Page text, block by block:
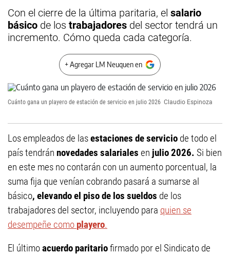
Con el cierre de la última paritaria, el salario
básico de los trabajadores del sector tendrá un
incremento. Cómo queda cada categoría.
+ Agregar LM Neuquen en
Cuánto gana un playero de estación de servicio en julio 2026 Claudio Espinoza
Los empleados de lasestaciones de servicio de todo el
país tendrán novedades salariales en julio 2026. Si bien
en este mes no contarán con un aumento porcentual, la
suma fija que venían cobrando pasará a sumarse al
básico, elevando el piso de los sueldos de los
trabajadores del sector, incluyendo para quien se
desempeñe como playero.
El últimoacuerdo paritariofirmado por el Sindicato de